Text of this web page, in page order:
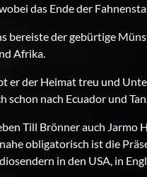
das Ende der
bereiste der gebürtige
Afrika.
er der Heimat treu und
nach Ecuador und
Till Brönner auch Jarmo
obligatorisch ist die
in den USA, in